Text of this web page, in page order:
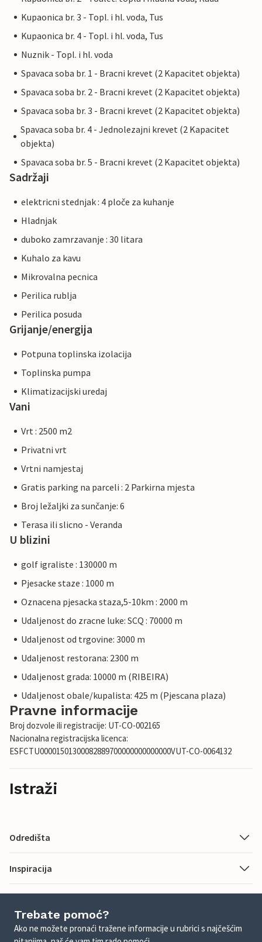
Kupaonica br. 3 - Topl. i hl. voda, Tus
Kupaonica br. 4 - Topl. i hl. voda, Tus
Nuznik - Topl. i hl. voda
Spavaca soba br. 1 - Bracni krevet (2 Kapacitet objekta)
Spavaca soba br. 2 - Bracni krevet (2 Kapacitet objekta)
Spavaca soba br. 3 - Bracni krevet (2 Kapacitet objekta)
Spavaca soba br. 4 - Jednolezajni krevet (2 Kapacitet
objekta)
Spavaca soba br. 5 - Bracni krevet (2 Kapacitet objekta)
Sadržaji
elektricni stednjak : 4 ploče za kuhanje
Hladnjak
duboko zamrzavanje : 30 litara
Kuhalo za kavu
Mikrovalna pecnica
Perilica rublja
Perilica posuda
Grijanje/energija
Potpuna toplinska izolacija
Toplinska pumpa
Klimatizacijski uredaj
Vani
Vrt : 2500 m2
Privatni vrt
Vrtni namjestaj
Gratis parking na parceli : 2 Parkirna mjesta
Broj ležaljki za sunčanje: 6
Terasa ili slicno - Veranda
U blizini
golf igraliste : 130000 m
Pjesacke staze : 1000 m
Oznacena pjesacka staza,5-10km : 2000 m
Udaljenost do zracne luke: SCQ : 70000 m
Udaljenost od trgovine: 3000 m
Udaljenost restorana: 2300 m
Udaljenost grada: 10000 m (RIBEIRA)
Udaljenost obale/kupalista: 425 m (Pjescana plaza)
Pravne informacije
Broj dozvole ili registracije: UT-CO-002165
Nacionalna registracijska licenca:
ESFCTU00001501300082889700000000000000VUT-CO-0064132
Istraži
Odredišta
Inspiracija
Trebate pomoć?
Ako ne možete pronaći tražene informacije u rubrici s najčešćim